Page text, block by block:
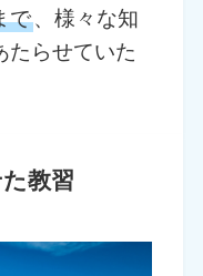
で、様々な知
たらせていた
教習